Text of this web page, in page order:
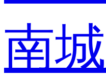
南